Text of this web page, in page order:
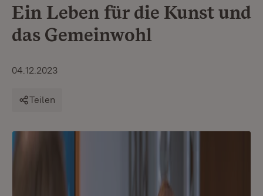
Ein Leben für die Kunst und
das Gemeinwohl
04.12.2023
Teilen